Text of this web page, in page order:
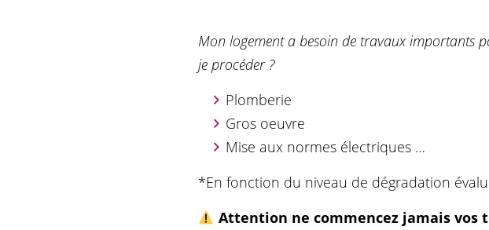
Mon logement a besoin de travaux importants
je procéder ?
Plomberie
Gros oeuvre
Mise aux normes électriques …
*En fonction du niveau de dégradation
Attention ne commencez jamais vos